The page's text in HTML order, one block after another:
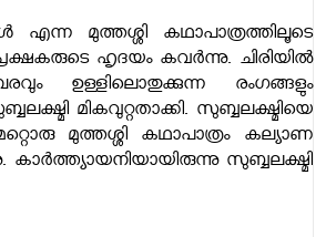
എന്ന മുത്തശ്ശി കഥാപാത്രത്തിലൂടെ
ഹൃദയം കവര്‍ന്നു. ചിരിയില്‍
ഉള്ളിലൊതുക്കുന്ന രംഗങ്ങളും
മികവുറ്റതാക്കി. സുബ്ബലക്ഷ്മിയെ
മറ്റൊരു മുത്തശ്ശി കഥാപാത്രം കല്യാണ
കാര്‍ത്ത്യായനിയായിരുന്നു സുബ്ബലക്ഷ്മി